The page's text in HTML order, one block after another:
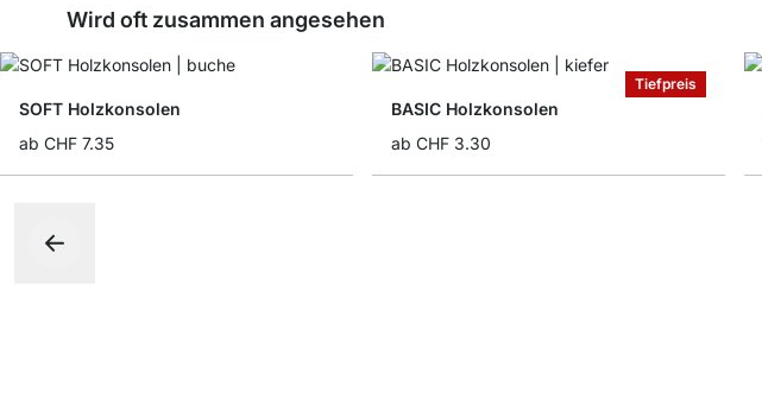
Wird oft zusammen angesehen
SOFT Holzkonsolen
ab CHF 7.35
Tiefpreis
BASIC Holzkonsolen
ab CHF 3.30